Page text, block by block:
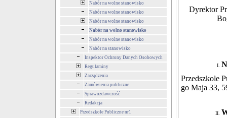
Nabór na wolne stanowisko
Nabór na wolne stanowisko
Nabór na wolne stanowisko
Nabór na wolno stanowisko
Nabór na wolne stanowisko
Nabór na stanowisko
Inspektor Ochrony Danych Osobowych
Regulaminy
Zarządzenia
Zamówienia publiczne
Sprawozdawczość
Redakcja
Przedszkole Publiczne nr1
Dyrektor
Przedszkole
go Maja 33,